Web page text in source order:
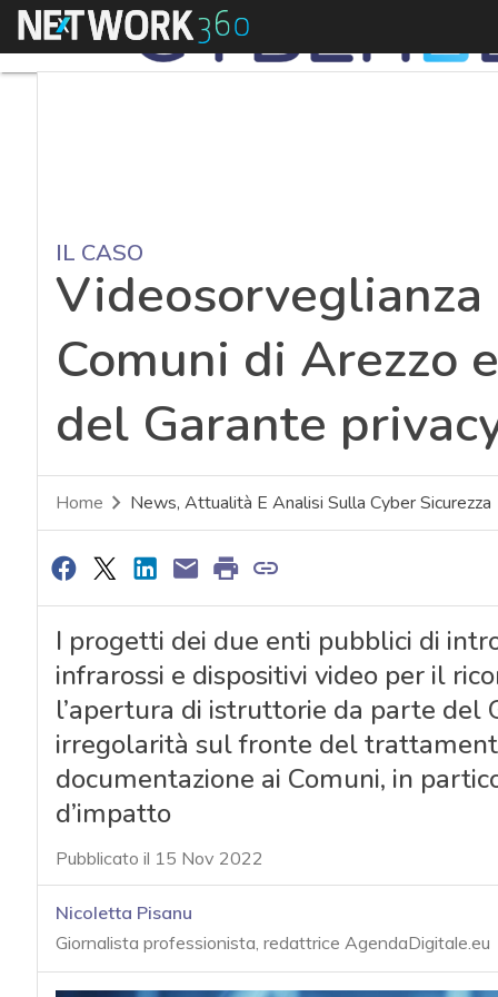
Menu
IL CASO
Comuni di Arezzo
del Garante
Home News, Attualità E Analisi Sulla Cyber Sicurezza
I progetti dei due enti pubblici di
infrarossi e dispositivi video per il
l’apertura di istruttorie da parte del
irregolarità sul fronte del
documentazione ai Comuni, in
d’impatto
Pubblicato il 15 Nov 2022
Nicoletta Pisanu
Giornalista professionista, redattrice AgendaDigitale.eu